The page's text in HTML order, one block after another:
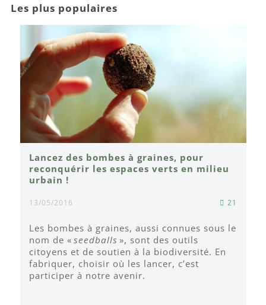
Les plus populaires
Lancez des bombes à graines, pour
reconquérir les espaces verts en milieu
urbain !
13/05/2016 21
Les bombes à graines, aussi connues sous le
nom de « seedballs », sont des outils
citoyens et de soutien à la biodiversité. En
fabriquer, choisir où les lancer, c’est
participer à notre avenir.